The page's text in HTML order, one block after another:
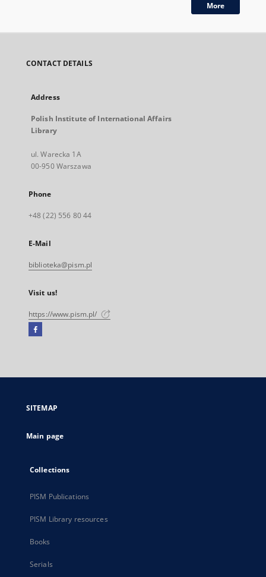
More
CONTACT DETAILS
Address
Polish Institute of International Affairs
Library
ul. Warecka 1A
00-950 Warszawa
Phone
+48 (22) 556 80 44
E-Mail
biblioteka@pism.pl
Visit us!
https://www.pism.pl/
Facebook
open
new
SITEMAP
Main page
Collections
PISM Publications
PISM Library resources
Books
Serials